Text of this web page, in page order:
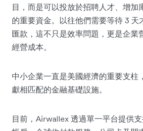
目，而是可以投放於招聘人才、增加
的重要資金。以往他們需要等待 3 天
匯款，這不只是效率問題，更是企業
經營成本。
中小企業一直是美國經濟的重要支柱
獻相匹配的金融基礎設施。
目前，Airwallex 透過單一平台提供